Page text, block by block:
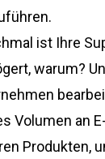
ist Ihre
warum?
Volumen an
Produkten,